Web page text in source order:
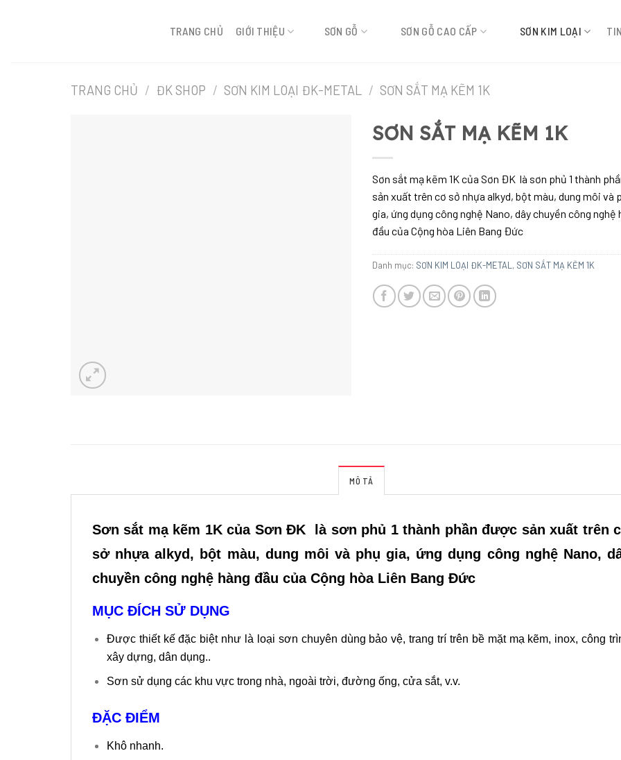
TRANG CHỦ GIỚI THIỆU SƠN GỖ SƠN GỖ CAO CẤP SƠN KIM LOẠI
TRANG CHỦ / ĐK SHOP / SƠN KIM LOẠI ĐK-METAL / SƠN SẮT MẠ KẼM 1K
SƠN SẮT MẠ KẼM 1K
Sơn sắt mạ kẽm 1K của Sơn ĐK là sơn phủ 1 thành
sản xuất trên cơ sở nhựa alkyd, bột màu, dung môi và
gia, ứng dụng công nghệ Nano, dây chuyền công nghệ
đầu của Cộng hòa Liên Bang Đức
Danh mục: SƠN KIM LOẠI ĐK-METAL , SƠN SẮT MẠ KẼM 1K
MÔ TẢ
Sơn sắt mạ kẽm 1K của Sơn ĐK là sơn phủ 1 thành phần được sản xuất trên
sở nhựa alkyd, bột màu, dung môi và phụ gia, ứng dụng công nghệ Nano,
chuyền công nghệ hàng đầu của Cộng hòa Liên Bang Đức
MỤC ĐÍCH SỬ DỤNG
Được thiết kế đặc biệt như là loại sơn chuyên dùng bảo vệ, trang trí trên bề mặt mạ kẽm, inox, công
xây dựng, dân dụng..
Sơn sử dụng các khu vực trong nhà, ngoài trời, đường ống, cửa sắt, v.v.
ĐẶC ĐIỂM
Khô nhanh.